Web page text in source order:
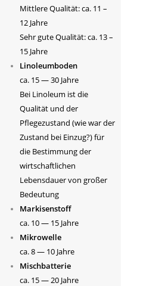
Mittlere Qualität: ca. 11 –
12 Jahre
Sehr gute Qualität: ca. 13 –
15 Jahre
Linoleumboden
ca. 15 — 30 Jahre
Bei Linoleum ist die
Qualität und der
Pflegezustand (wie war der
Zustand bei Einzug?) für
die Bestimmung der
wirtschaftlichen
Lebensdauer von großer
Bedeutung
Markisenstoff
ca. 10 — 15 Jahre
Mikrowelle
ca. 8 — 10 Jahre
Mischbatterie
ca. 15 — 20 Jahre